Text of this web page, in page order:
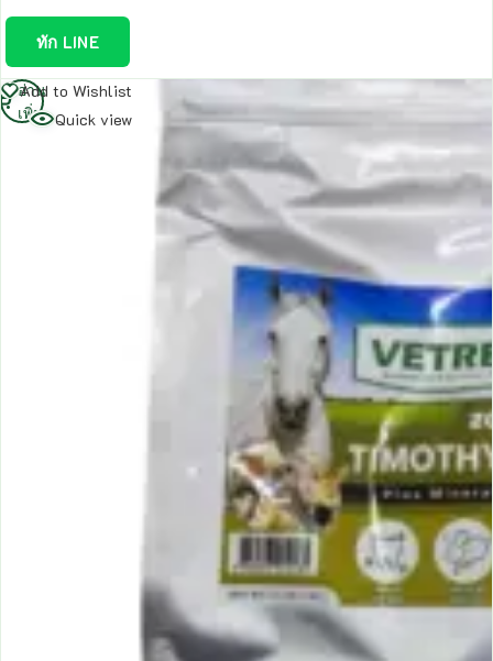
ทัก LINE
Add to Wishlist
Quick view
อ่าน
เพิ่ม